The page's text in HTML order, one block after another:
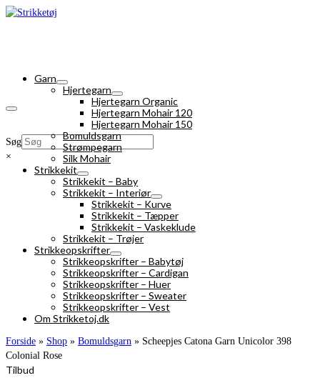
Søg
×
Garn
Hjertegarn
Hjertegarn Organic
Hjertegarn Mohair 120
Hjertegarn Mohair 150
Bomuldsgarn
Strømpegarn
Silk Mohair
Strikkekit
Strikkekit – Baby
Strikkekit – Interiør
Strikkekit – Kurve
Strikkekit – Tæpper
Strikkekit – Vaskeklude
Strikkekit – Trøjer
Strikkeopskrifter
Strikkeopskrifter – Babytøj
Strikkeopskrifter – Cardigan
Strikkeopskrifter – Huer
Strikkeopskrifter – Sweater
Strikkeopskrifter – Vest
Om Strikketoj.dk
Forside » Shop » Bomuldsgarn » Scheepjes Catona Garn Unicolor 398
Colonial Rose
Tilbud